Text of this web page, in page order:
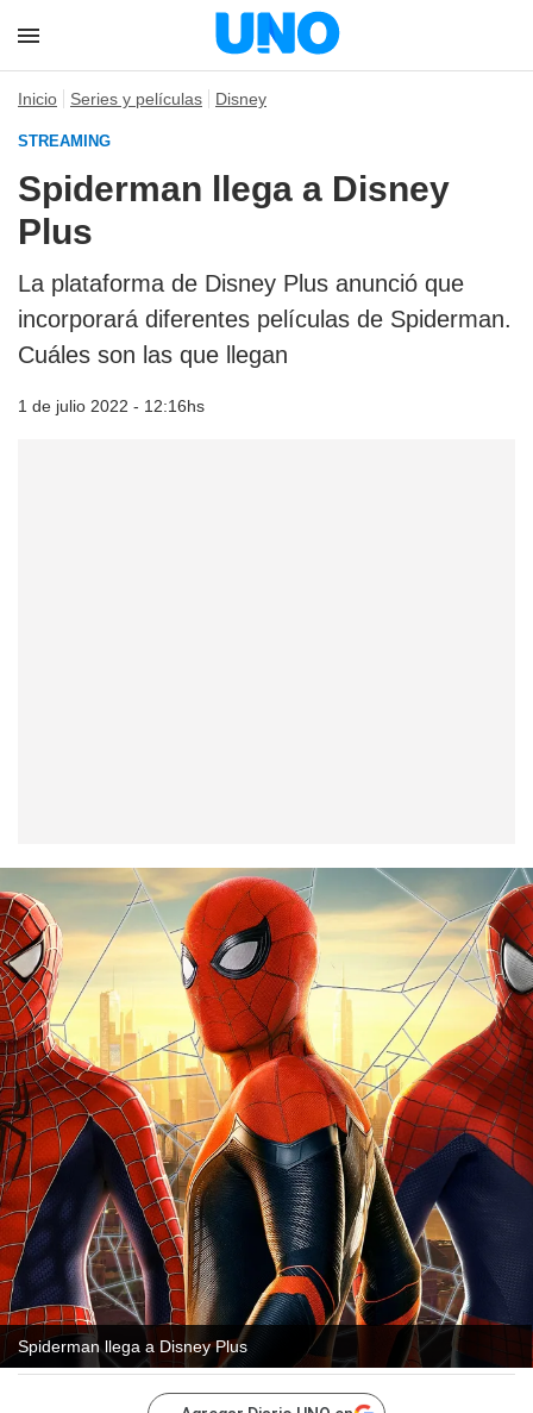
Inicio Series y películas Disney
STREAMING
Spiderman llega a Disney
Plus
La plataforma de Disney Plus anunció que
incorporará diferentes películas de Spiderman.
Cuáles son las que llegan
1 de julio 2022 - 12:16hs
Spiderman llega a Disney Plus